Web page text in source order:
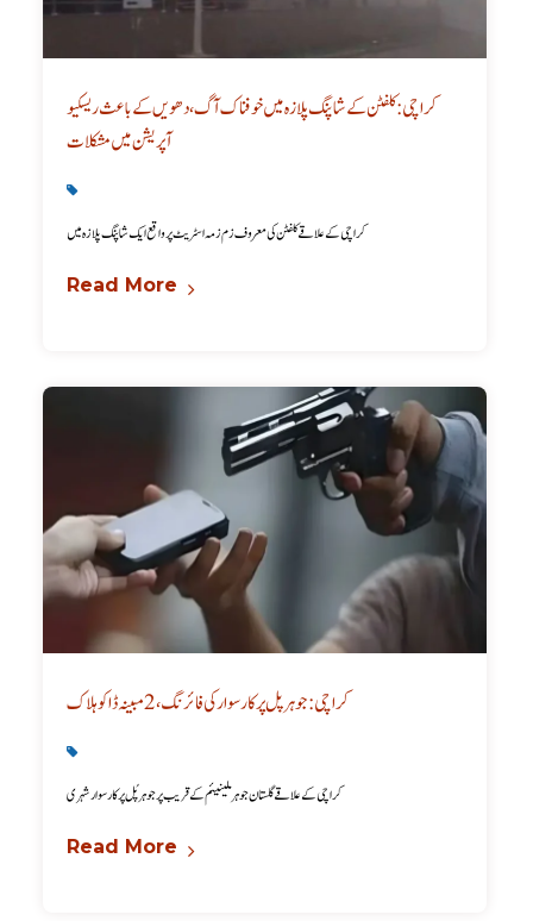
کراچی: کلفٹن کے شاپنگ پلازہ میں خوفناک آگ، دھویں کے باعث ریسکیو
آپریشن میں مشکلات
کراچی کے علاقے کلفٹن کی معروف زم زمہ اسٹریٹ پر واقع ایک شاپنگ پلازہ میں
Read More
کراچی: جوہر پل پر کار سوارکی فائرنگ، 2 مبینہ ڈاکو ہلاک
کراچی کے علاقے گلستان جوہر ملینیئم کے قریب پر جوہر پُل پر کار سوار شہری
Read More